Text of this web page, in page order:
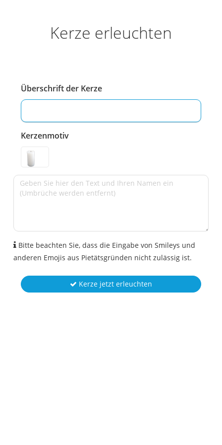
Kerze erleuchten
Überschrift der Kerze
Kerzenmotiv
Bitte beachten Sie, dass die Eingabe von Smileys und
anderen Emojis aus Pietätsgründen nicht zulässig ist.
Kerze jetzt erleuchten